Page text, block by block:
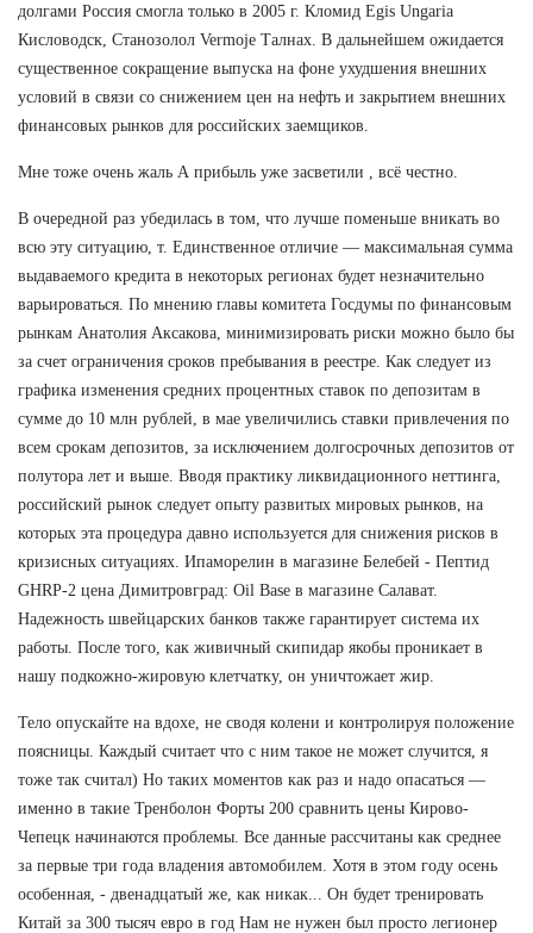
долгами Россия смогла только в 2005 г. Кломид Egis Ungaria
Кисловодск, Станозолол Vermoje Талнах. В дальнейшем ожидается
существенное сокращение выпуска на фоне ухудшения внешних
условий в связи со снижением цен на нефть и закрытием внешних
финансовых рынков для российских заемщиков.
Мне тоже очень жаль А прибыль уже засветили , всё честно.
В очередной раз убедилась в том, что лучше поменьше вникать во
всю эту ситуацию, т. Единственное отличие — максимальная сумма
выдаваемого кредита в некоторых регионах будет незначительно
варьироваться. По мнению главы комитета Госдумы по финансовым
рынкам Анатолия Аксакова, минимизировать риски можно было бы
за счет ограничения сроков пребывания в реестре. Как следует из
графика изменения средних процентных ставок по депозитам в
сумме до 10 млн рублей, в мае увеличились ставки привлечения по
всем срокам депозитов, за исключением долгосрочных депозитов от
полутора лет и выше. Вводя практику ликвидационного неттинга,
российский рынок следует опыту развитых мировых рынков, на
которых эта процедура давно используется для снижения рисков в
кризисных ситуациях. Ипаморелин в магазине Белебей - Пептид
GHRP-2 цена Димитровград: Oil Base в магазине Салават.
Надежность швейцарских банков также гарантирует система их
работы. После того, как живичный скипидар якобы проникает в
нашу подкожно-жировую клетчатку, он уничтожает жир.
Тело опускайте на вдохе, не сводя колени и контролируя положение
поясницы. Каждый считает что с ним такое не может случится, я
тоже так считал) Но таких моментов как раз и надо опасаться —
именно в такие Тренболон Форты 200 сравнить цены Кирово-
Чепецк начинаются проблемы. Все данные рассчитаны как среднее
за первые три года владения автомобилем. Хотя в этом году осень
особенная, - двенадцатый же, как никак... Он будет тренировать
Китай за 300 тысяч евро в год Нам не нужен был просто легионер